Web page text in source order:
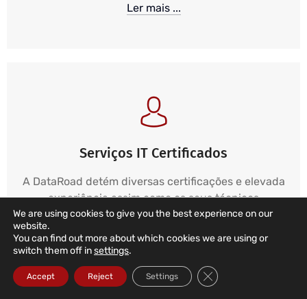
Ler mais ...
Serviços IT Certificados
A DataRoad detém diversas certificações e elevada
experiência assim como os seus técnicos
Ler mais ...
We are using cookies to give you the best experience on our
website.
You can find out more about which cookies we are using or
switch them off insettings.
Accept Reject Settings Close GDPR Cookie